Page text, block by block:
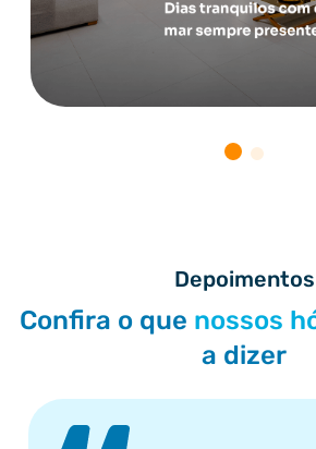
Depoimentos
Confira o que nossos
a dizer